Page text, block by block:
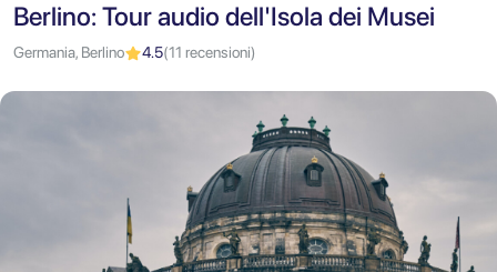
Berlino: Tour audio dell'Isola dei Musei
Germania, Berlino 4.5(11 recensioni)